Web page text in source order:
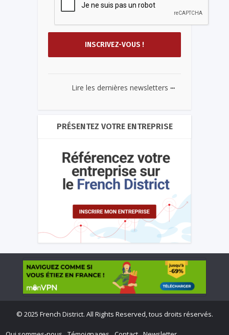
Lire les dernières newsletters ...
PRÉSENTEZ VOTRE ENTREPRISE
© 2025 French District. All Rights Reserved, tous droits réservés.